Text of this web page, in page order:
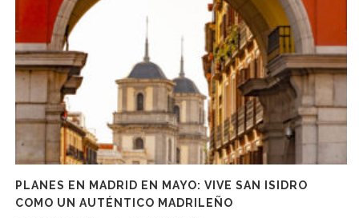
PLANES EN MADRID EN MAYO: VIVE SAN ISIDRO
COMO UN AUTÉNTICO MADRILEÑO